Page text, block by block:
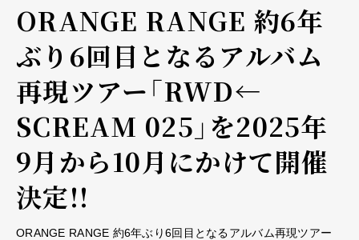
ORANGE RANGE 約6年
ぶり6回目となるアルバム
再現ツアー「RWD←
SCREAM 025」を2025年
9月から10月にかけて開催
決定!!
ORANGE RANGE 約6年ぶり6回目となるアルバム再現ツアー